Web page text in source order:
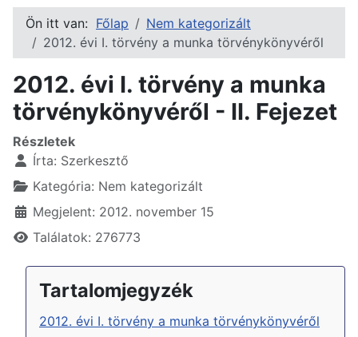
Ön itt van: Főlap
Nem kategorizált
2012. évi I. törvény a munka törvénykönyvéről
2012. évi I. törvény a munka
törvénykönyvéről - II. Fejezet
Részletek
Írta: Szerkesztő
Kategória: Nem kategorizált
Megjelent: 2012. november 15
Találatok: 276773
Tartalomjegyzék
2012. évi I. törvény a munka törvénykönyvéről